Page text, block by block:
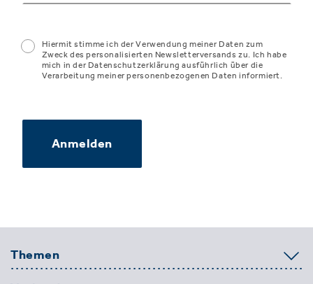
Hiermit stimme ich der Verwendung meiner Daten zum
Zweck des personalisierten Newsletterversands zu. Ich habe
mich in der Datenschutzerklärung ausführlich über die
Verarbeitung meiner personenbezogenen Daten informiert.
Anmelden
Themen